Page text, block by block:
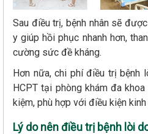
Sau điều trị, bệnh nhân sẽ
y giúp hồi phục nhanh hơn,
cường sức đề kháng.
Hơn nữa, chi phí điều trị bệnh
HCPT tại phòng khám đa
kiệm, phù hợp với điều kiện
Lý do nên điều trị bệnh lòi